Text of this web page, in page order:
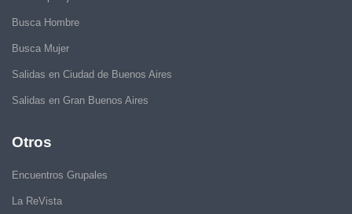
Busca Hombre
Busca Mujer
Salidas en Ciudad de Buenos Aires
Salidas en Gran Buenos Aires
Otros
Encuentros Grupales
La ReVista